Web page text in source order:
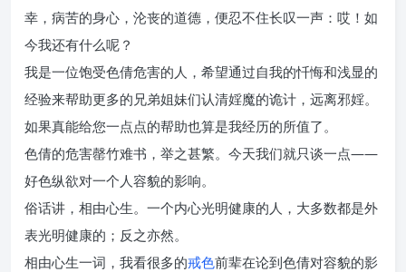
幸，病苦的身心，沦丧的道德，便忍不住长叹一声：哎！如
今我还有什么呢？
我是一位饱受色倩危害的人，希望通过自我的忏悔和浅显的
经验来帮助更多的兄弟姐妹们认清婬魔的诡计，远离邪婬。
如果真能给您一点点的帮助也算是我经历的所值了。
色倩的危害罄竹难书，举之甚繁。今天我们就只谈一点——
好色纵欲对一个人容貌的影响。
俗话讲，相由心生。一个内心光明健康的人，大多数都是外
表光明健康的；反之亦然。
相由心生一词，我看很多的戒色前辈在论到色倩对容貌的影